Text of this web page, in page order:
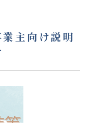
主向け説明